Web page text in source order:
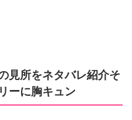
見所をネタバレ紹介そ
ーに胸キュン